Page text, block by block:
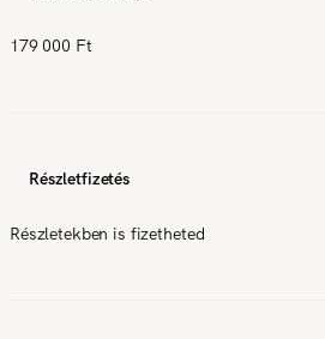
179 000 Ft
Részletfizetés
Részletekben is fizetheted